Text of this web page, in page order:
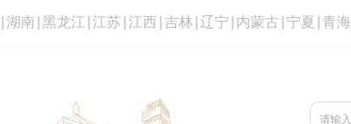
湖南 黑龙江 江苏 江西 吉林 辽宁 内蒙古 宁夏 青海